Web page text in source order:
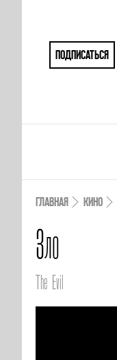
ПОДПИСАТЬСЯ
ГЛАВНАЯ КИНО
Зло
The Evil